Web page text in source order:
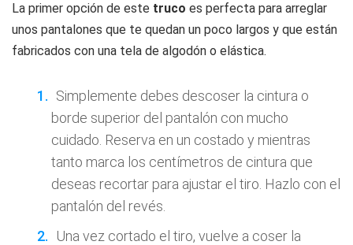
La primer opción de este truco es perfecta para arreglar
unos pantalones que te quedan un poco largos y que están
fabricados con una tela de algodón o elástica.
Simplemente debes descoser la cintura o
borde superior del pantalón con mucho
cuidado. Reserva en un costado y mientras
tanto marca los centímetros de cintura que
deseas recortar para ajustar el tiro. Hazlo con el
pantalón del revés.
Una vez cortado el tiro, vuelve a coser la